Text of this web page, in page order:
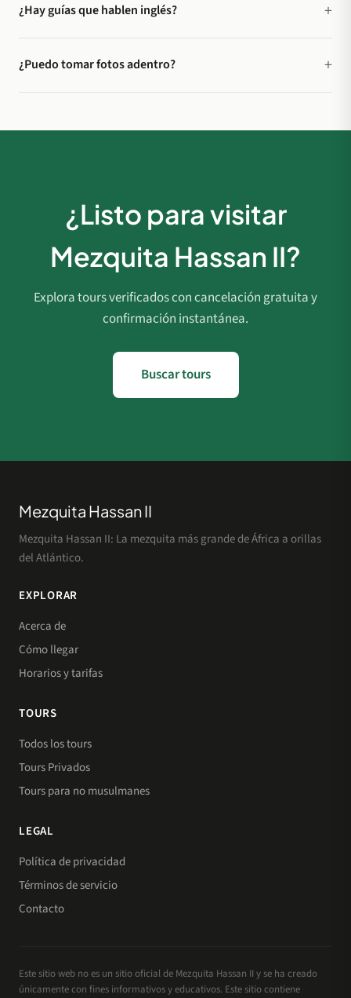
¿Hay guías que hablen inglés?
¿Puedo tomar fotos adentro?
¿Listo para visitar
Mezquita Hassan II?
Explora tours verificados con cancelación gratuita y
confirmación instantánea.
Buscar tours
Mezquita Hassan II
Mezquita Hassan II: La mezquita más grande de África a orillas
del Atlántico.
EXPLORAR
Acerca de
Cómo llegar
Horarios y tarifas
TOURS
Todos los tours
Tours Privados
Tours para no musulmanes
LEGAL
Política de privacidad
Términos de servicio
Contacto
Este sitio web no es un sitio oficial de Mezquita Hassan II y se ha creado
únicamente con fines informativos y educativos. Este sitio contiene